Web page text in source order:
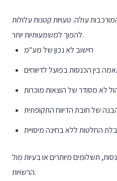
עולה. טעויות קטנות עלולות
להפוך למשמעותיות יותר.
חישוב לא נכון של מע"מ
בין הכנסות בפועל לדיווחים
לא מסודר של הוצאות מוכרות
של חובת הדיווח התקופתית
החלטות ללא בחינה מיסויית
תשלומים מיותרים או בעיות מול
הרשויות.